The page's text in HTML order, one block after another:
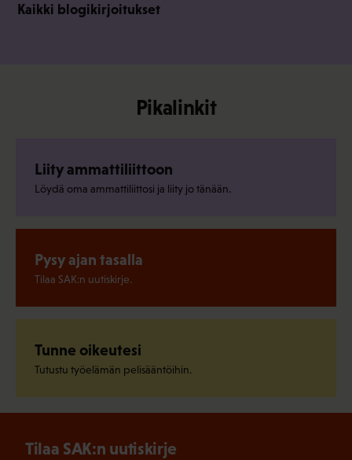
Kaikki blogikirjoitukset
Pikalinkit
Liity ammattiliittoon
Löydä oma ammattiliittosi ja liity jo tänään.
Pysy ajan tasalla
Tilaa SAK:n uutiskirje.
Tunne oikeutesi
Tutustu työelämän pelisääntöihin.
Tilaa SAK:n uutiskirje